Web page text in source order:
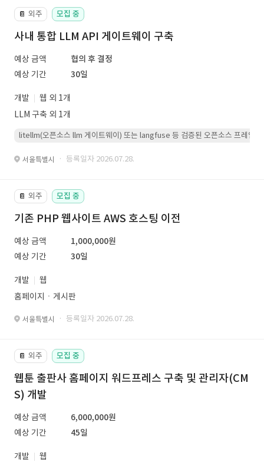
📔 외주 모집 중
사내 통합 LLM API 게이트웨이 구축
예상 금액
협의 후 결정
예상 기간
30일
개발
웹 외 1개
LLM 구축 외 1개
litellm(오픈소스 llm 게이트웨이) 또는 langfuse 등 검증된 오픈소스 프레임워
서울특별시 · 등록일자 2026.07.28.
📔 외주 모집 중
기존 PHP 웹사이트 AWS 호스팅 이전
예상 금액
1,000,000원
예상 기간
30일
개발
웹
홈페이지ㆍ게시판
서울특별시 · 등록일자 2026.07.28.
📔 외주 모집 중
웹툰 출판사 홈페이지 워드프레스 구축 및 관리자(CM
S) 개발
예상 금액
6,000,000원
예상 기간
45일
개발
웹